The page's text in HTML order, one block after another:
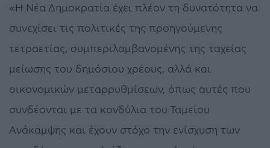
«Η Νέα Δημοκρατία έχει πλέον τη δυνατότητα να
συνεχίσει τις πολιτικές της προηγούμενης
τετραετίας, συμπεριλαμβανομένης της ταχείας
μείωσης του δημόσιου χρέους, αλλά και
οικονομικών μεταρρυθμίσεων, όπως αυτές που
συνδέονται με τα κονδύλια του Ταμείου
Ανάκαμψης και έχουν στόχο την ενίσχυση των